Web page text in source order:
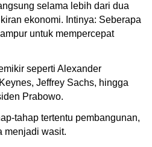
selama lebih dari dua
ekonomi. Intinya: ⁠Seberapa
untuk mempercepat
seperti Alexander
Jeffrey Sachs, hingga
Prabowo.
tahap tertentu pembangunan,
menjadi wasit.